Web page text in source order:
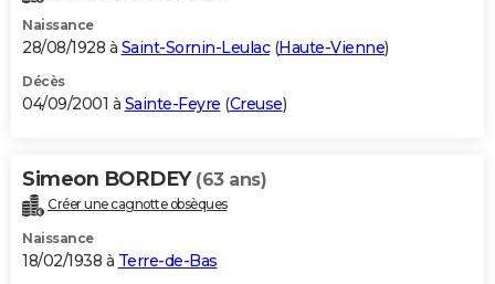
Naissance
28/08/1928 à Saint-Sornin-Leulac(Haute-Vienne)
Décès
04/09/2001 à Sainte-Feyre (Creuse)
Simeon BORDEY (63 ans)
Créer une cagnotte obsèques
Naissance
18/02/1938 à Terre-de-Bas